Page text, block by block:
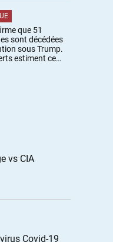
que 51
sont décédées
sous Trump.
estiment ce
vs CIA
Covid-19